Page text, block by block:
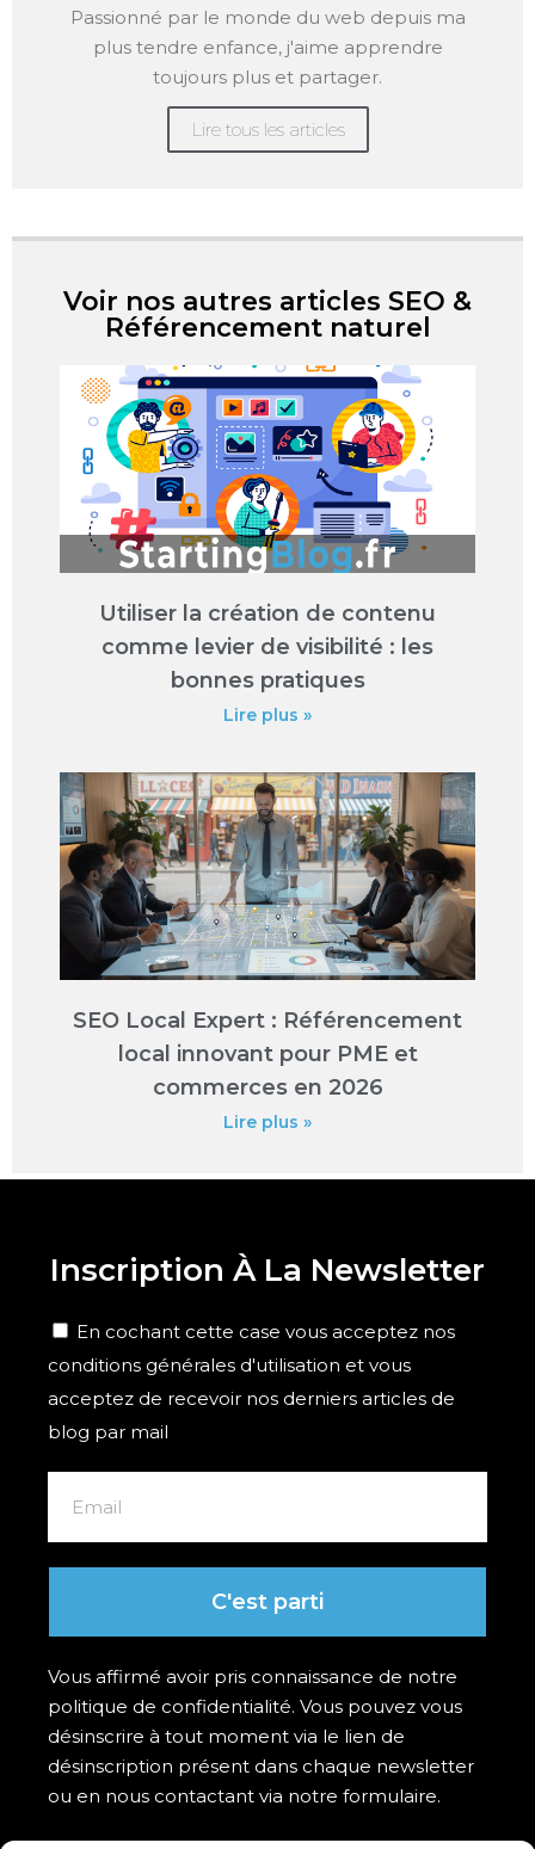
Passionné par le monde du web depuis ma
plus tendre enfance, j'aime apprendre
toujours plus et partager.
Lire tous les articles
Voir nos autres articles SEO &
Référencement naturel
Utiliser la création de contenu
comme levier de visibilité : les
bonnes pratiques
Lire plus »
SEO Local Expert : Référencement
local innovant pour PME et
commerces en 2026
Lire plus »
Inscription À La Newsletter
En cochant cette case vous acceptez nos
conditions générales d'utilisation et vous
acceptez de recevoir nos derniers articles de
blog par mail
C'est parti
Vous affirmé avoir pris connaissance de notre
politique de confidentialité. Vous pouvez vous
désinscrire à tout moment via le lien de
désinscription présent dans chaque newsletter
ou en nous contactant via notre formulaire.